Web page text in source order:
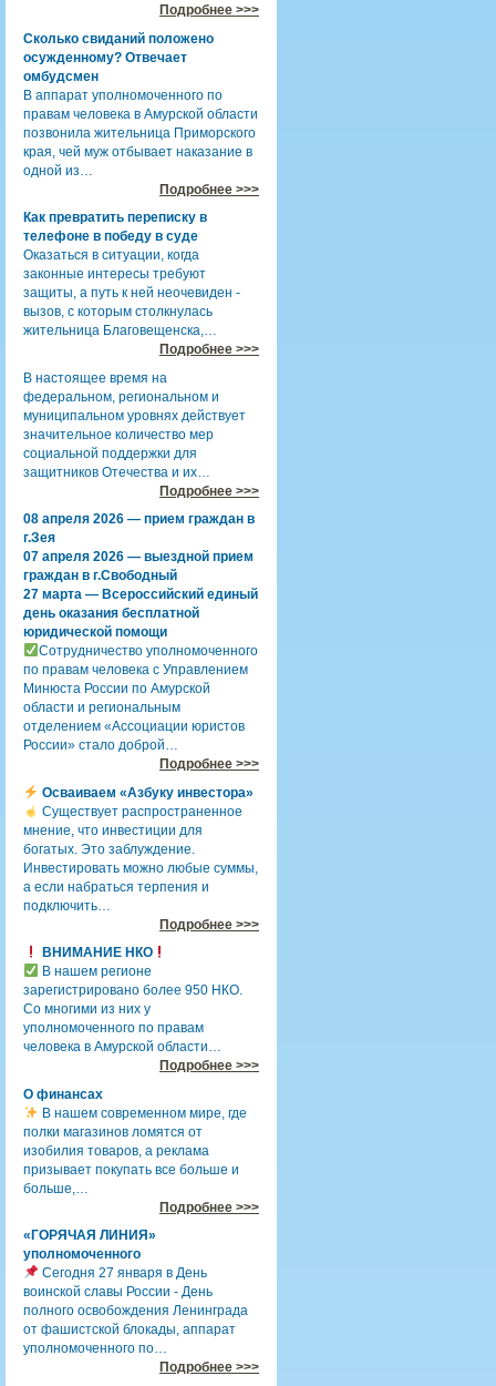
Подробнее >>>
Сколько свиданий положено
осужденному? Отвечает
омбудсмен
В аппарат уполномоченного по
правам человека в Амурской области
позвонила жительница Приморского
края, чей муж отбывает наказание в
одной из…
Подробнее >>>
Как превратить переписку в
телефоне в победу в суде
Оказаться в ситуации, когда
законные интересы требуют
защиты, а путь к ней неочевиден -
вызов, с которым столкнулась
жительница Благовещенска,…
Подробнее >>>
В настоящее время на
федеральном, региональном и
муниципальном уровнях действует
значительное количество мер
социальной поддержки для
защитников Отечества и их…
Подробнее >>>
08 апреля 2026 — прием граждан в
г.Зея
07 апреля 2026 — выездной прием
граждан в г.Свободный
27 марта — Всероссийский единый
день оказания бесплатной
юридической помощи
Сотрудничество уполномоченного
по правам человека с Управлением
Минюста России по Амурской
области и региональным
отделением «Ассоциации юристов
России» стало доброй…
Подробнее >>>
Осваиваем «Азбуку инвестора»
Существует распространенное
мнение, что инвестиции для
богатых. Это заблуждение.
Инвестировать можно любые суммы,
а если набраться терпения и
подключить…
Подробнее >>>
ВНИМАНИЕ НКО
В нашем регионе
зарегистрировано более 950 НКО.
Со многими из них у
уполномоченного по правам
человека в Амурской области…
Подробнее >>>
О финансах
В нашем современном мире, где
полки магазинов ломятся от
изобилия товаров, а реклама
призывает покупать все больше и
больше,…
Подробнее >>>
«ГОРЯЧАЯ ЛИНИЯ»
уполномоченного
Сегодня 27 января в День
воинской славы России - День
полного освобождения Ленинграда
от фашистской блокады, аппарат
уполномоченного по…
Подробнее >>>